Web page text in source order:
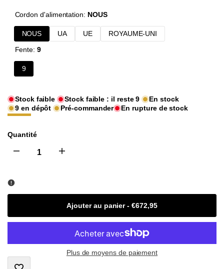
de
vente
Cordon d'alimentation: NOUS
NOUS UA UE
ROYAUME-UNI
Fente: 9
9
Stock faible Stock faible : il reste9
En stock
9en dépôt Pré-commander En rupture de stock
Quantité
I18n
interpolation
value
"product"
I18n
interpolation
value
Ajouter au panier-€672,95
Plus de moyens de paiement